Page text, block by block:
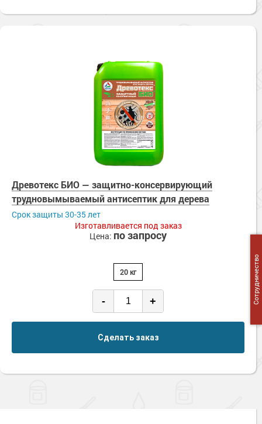
Древотекс БИО — защитно-консервирующий
трудновымываемый антисептик для дерева
Cрок защиты 30-35 лет
Изготавливается под заказ
Цена: по запросу
20 кг
- +
Сделать заказ
Сотрудничество